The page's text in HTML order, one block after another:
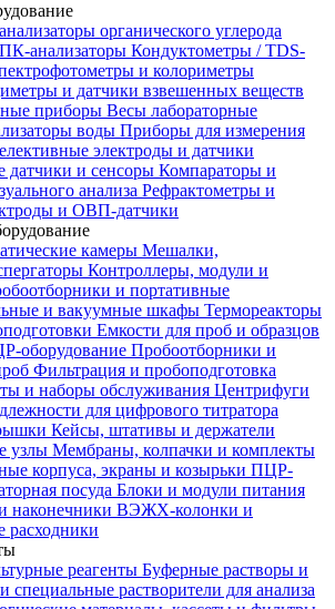
органического углерода
анализаторы Кондуктометры / TDS-
и колориметры
и датчики взвешенных веществ
приборы Весы лабораторные
воды Приборы для измерения
электроды и датчики
датчики и сенсоры Компараторы и
анализа Рефрактометры и
и ОВП-датчики
камеры Мешалки,
Контроллеры, модули и
и портативные
и вакуумные шкафы Термореакторы
Емкости для проб и образцов
оборудование Пробоотборники и
Фильтрация и пробоподготовка
и наборы обслуживания Центрифуги
для цифрового титратора
Кейсы, штативы и держатели
узлы Мембраны, колпачки и комплекты
корпуса, экраны и козырьки ПЦР-
посуда Блоки и модули питания
наконечники ВЭЖХ-колонки и
расходники
реагенты Буферные растворы и
специальные растворители для анализа